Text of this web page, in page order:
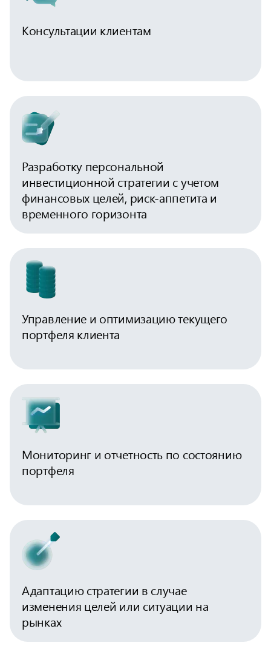
Консультации клиентам
Разработку персональной
инвестиционной стратегии с учетом
финансовых целей, риск-аппетита и
временного горизонта
Управление и оптимизацию текущего
портфеля клиента
Мониторинг и отчетность по состоянию
портфеля
Адаптацию стратегии в случае
изменения целей или ситуации на
рынках